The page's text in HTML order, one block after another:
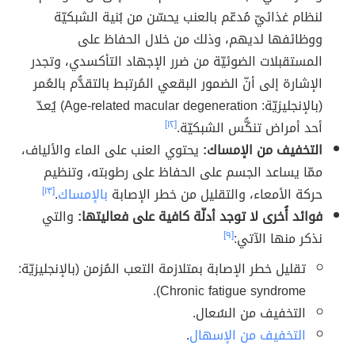
لنظام غذائيّ مُدعّم بالعنب يحسّن من بُنية الشبكيّة
ووظائفها لديهم، وذلك من خلال الحفاظ على
المستقبلات الضوئيّة من ضرر الإجهاد التأكسدي، وتجدر
الإشارة إلى أنّ الضمور البقعي المُرتبط بالتقدُّم بالعُمر
(بالإنجليزيّة: Age-related macular degeneration) يُعدّ
أحد أمراض تنكُّس الشبكيّة.[١٢]
التخفيف من الإمساك: يحتوي العنب على الماء والألياف،
ممّا يساعد الجسم على الحفاظ على رطوبته، وتنظيم
حركة الأمعاء، والتقليل من خطر الإصابة بالإمساك.[١٣]
فوائد أُخرى لا توجد أدلّة كافية على فعاليتها: والتي
نذكر منها الآتي:[٩]
تقليل خطر الإصابة بمتلازمة التعب المُزمن (بالإنجليزيّة:
Chronic fatigue syndrome).
التخفيف من السُعال.
التخفيف من الإسهال.